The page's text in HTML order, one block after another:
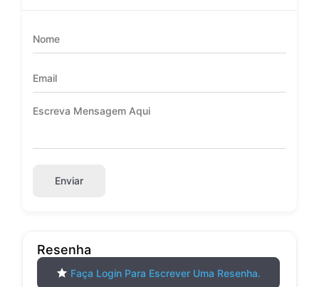
Enviar
Resenha
Faça Login Para Escrever Uma Resenha.